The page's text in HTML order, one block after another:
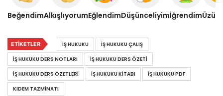
BeğendimAlkışlıyorumEğlendimDüşünceliyimİğrendim
ETIKETLER IŞ HUKUKU
IŞ HUKUKU ÇALIŞ
IŞ HUKUKU DERS NOTLARI
IŞ HUKUKU DERS ÖZETI
IŞ HUKUKU DERS ÖZETLERI
IŞ HUKUKU KITABI
IŞ HUKUKU PDF
KIDEM TAZMINATI